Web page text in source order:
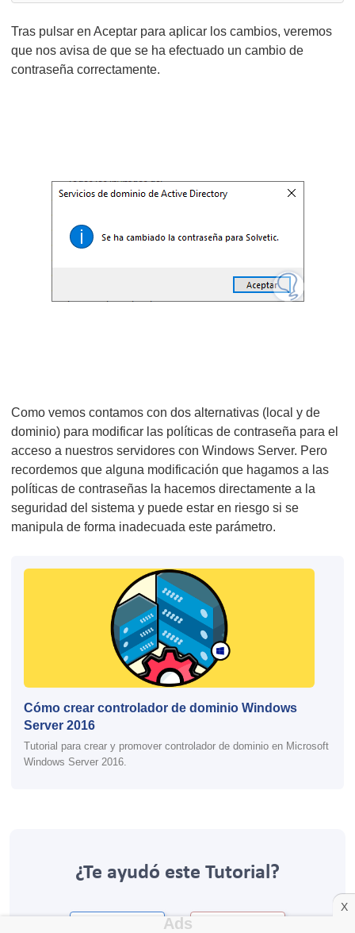
Tras pulsar en Aceptar para aplicar los cambios, veremos
que nos avisa de que se ha efectuado un cambio de
contraseña correctamente.
Como vemos contamos con dos alternativas (local y de
dominio) para modificar las políticas de contraseña para el
acceso a nuestros servidores con Windows Server. Pero
recordemos que alguna modificación que hagamos a las
políticas de contraseñas la hacemos directamente a la
seguridad del sistema y puede estar en riesgo si se
manipula de forma inadecuada este parámetro.
Cómo crear controlador de dominio Windows
Server 2016
Tutorial para crear y promover controlador de dominio en Microsoft
Windows Server 2016.
¿Te ayudó este Tutorial?
X